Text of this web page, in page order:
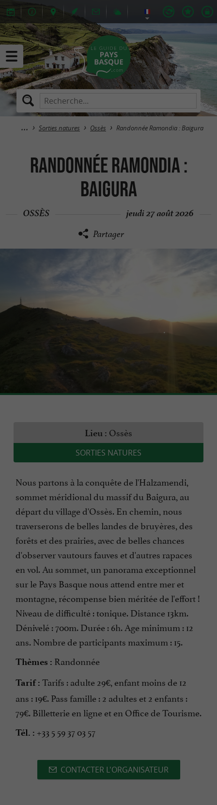
Sorties natures Ossès Randonnée Ramondia : Baigura
Randonnée Ramondia :
Baigura
OSSÈS jeudi 27 août 2026
Partager
Lieu : Ossès
SORTIES NATURES
Nous partons à la conquête de l'Halzamendi,
sommet méridional du massif du Baigura, au
départ du village d'Ossès. En chemin, nous
traverserons de belles landes de bruyères, des
forêts et des prairies, avec de belles chances
d'observer vautours fauves et d'autres rapaces
en vol. Au sommet, un panorama exceptionnel
sur le Pays Basque nous attend entre mer et
montagne, récompense bien méritée de l'effort !
Niveau de difficulté : tonique. Distance 13km.
Dénivelé : 700m. Durée : 6h. Age minimum : 12
ans. Nombre de participants maximum : 15.
Thèmes : Randonnée
Tarif : Tarifs : adulte 29€, enfant moins de 12
ans : 19€. Pass famille : 2 adultes et 2 enfants :
79€. Billetterie en ligne et en Office de Tourisme.
Tél. : +33 5 59 37 03 57
CONTACTER L'ORGANISATEUR